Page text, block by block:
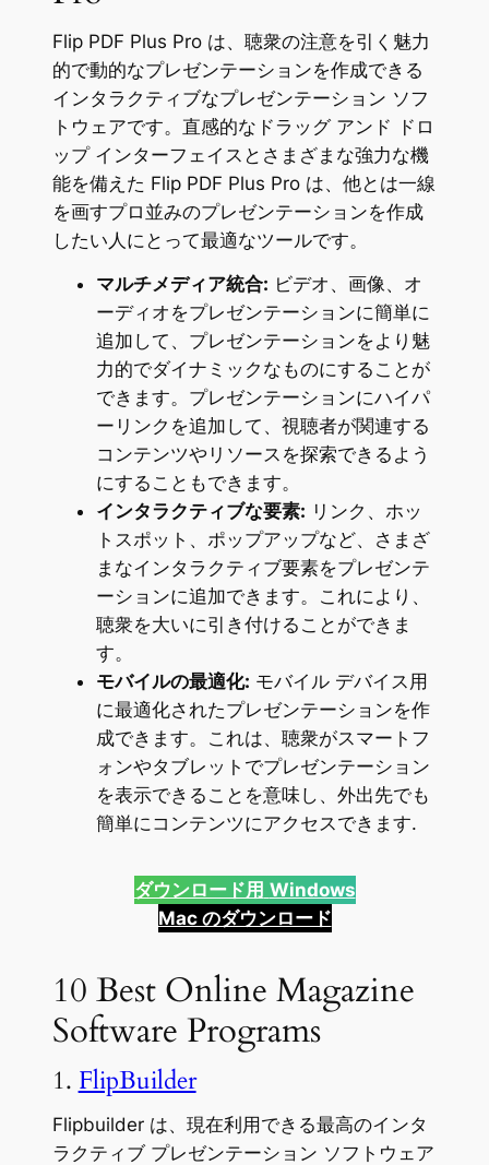
Flip PDF Plus Pro は、聴衆の注意を引く魅力
的で動的なプレゼンテーションを作成できる
インタラクティブなプレゼンテーション ソフ
トウェアです。直感的なドラッグ アンド ドロ
ップ インターフェイスとさまざまな強力な機
能を備えた Flip PDF Plus Pro は、他とは一線
を画すプロ並みのプレゼンテーションを作成
したい人にとって最適なツールです。
マルチメディア統合: ビデオ、画像、オ
ーディオをプレゼンテーションに簡単に
追加して、プレゼンテーションをより魅
力的でダイナミックなものにすることが
できます。プレゼンテーションにハイパ
ーリンクを追加して、視聴者が関連する
コンテンツやリソースを探索できるよう
にすることもできます。
インタラクティブな要素: リンク、ホッ
トスポット、ポップアップなど、さまざ
まなインタラクティブ要素をプレゼンテ
ーションに追加できます。これにより、
聴衆を大いに引き付けることができま
す。
モバイルの最適化: モバイル デバイス用
に最適化されたプレゼンテーションを作
成できます。これは、聴衆がスマートフ
ォンやタブレットでプレゼンテーション
を表示できることを意味し、外出先でも
簡単にコンテンツにアクセスできます.
ダウンロード用 Windows
Mac のダウンロード
10 Best Online Magazine
Software Programs
1. FlipBuilder
Flipbuilder は、現在利用できる最高のインタ
ラクティブ プレゼンテーション ソフトウェア